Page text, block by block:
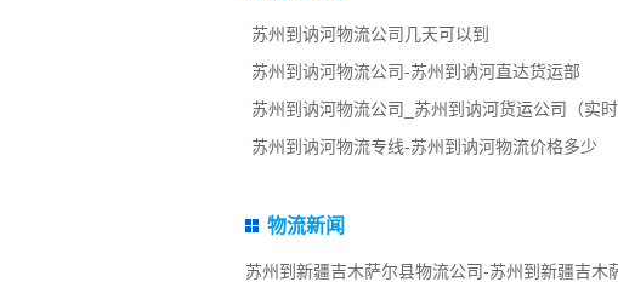
苏州到讷河物流公司几天可以到
苏州到讷河物流公司-苏州到讷河直达货运部
苏州到讷河物流公司_苏州到讷河货运公司（实时
苏州到讷河物流专线-苏州到讷河物流价格多少
物流新闻
苏州到新疆吉木萨尔县物流公司-苏州到新疆吉